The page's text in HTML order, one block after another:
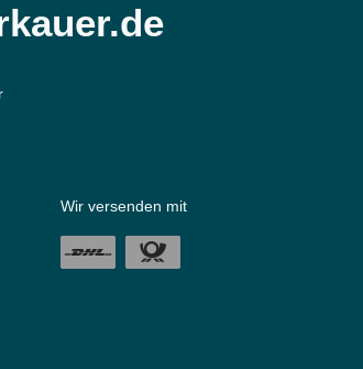
Wir versenden mit